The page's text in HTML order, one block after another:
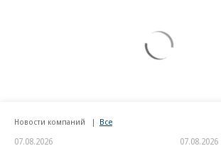
Новости компаний Все
07.08.2026 07.08.2026